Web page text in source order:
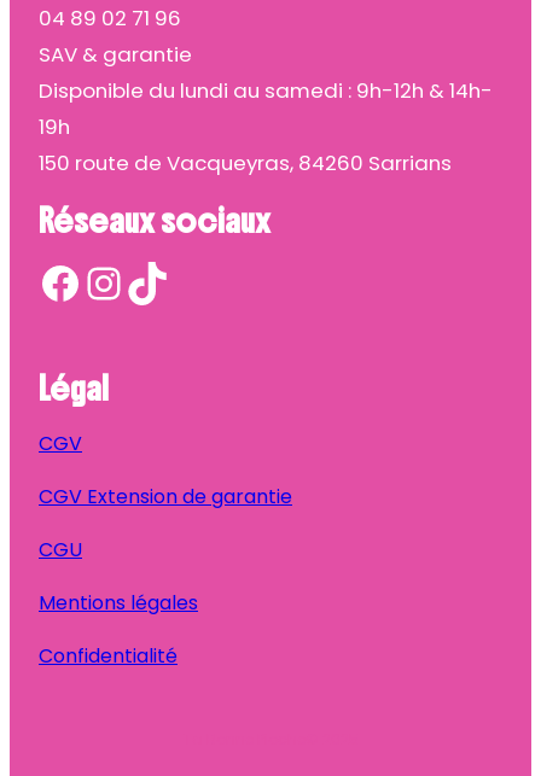
04 89 02 71 96
SAV & garantie
Disponible du lundi au samedi : 9h-12h & 14h-
19h
150 route de Vacqueyras, 84260 Sarrians
Réseaux sociaux
Facebook InstagramTikTok
Légal
CGV
CGV Extension de garantie
CGU
Mentions légales
Confidentialité